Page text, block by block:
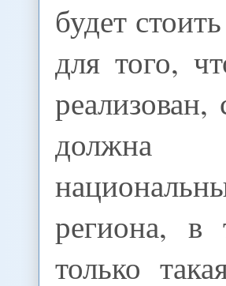
будет
для того,
должна
региона,
только